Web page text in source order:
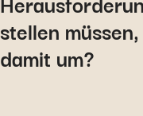
stellen
damit um?